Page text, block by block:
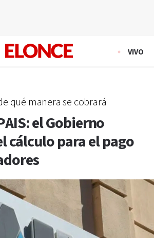
VIVO
qué manera se cobrará
el Gobierno
cálculo para el pago